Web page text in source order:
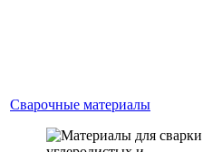
Сварочные материалы